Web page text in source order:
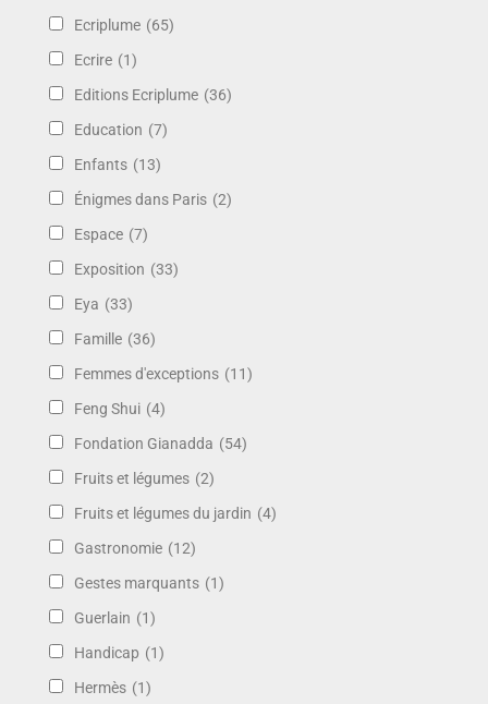
Ecriplume (65)
Ecrire (1)
Editions Ecriplume (36)
Education (7)
Enfants (13)
Énigmes dans Paris (2)
Espace (7)
Exposition (33)
Eya (33)
Famille (36)
Femmes d'exceptions (11)
Feng Shui (4)
Fondation Gianadda (54)
Fruits et légumes (2)
Fruits et légumes du jardin (4)
Gastronomie (12)
Gestes marquants (1)
Guerlain (1)
Handicap (1)
Hermès (1)